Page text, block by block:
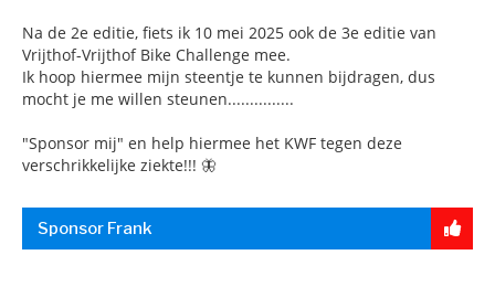
Na de 2e editie, fiets ik 10 mei 2025 ook de 3e editie van
Vrijthof-Vrijthof Bike Challenge mee.
Ik hoop hiermee mijn steentje te kunnen bijdragen, dus
mocht je me willen steunen...............
"Sponsor mij" en help hiermee het KWF tegen deze
verschrikkelijke ziekte!!! 🦋
Sponsor Frank